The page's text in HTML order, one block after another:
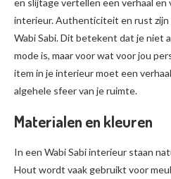
en slijtage vertellen een verhaal en
interieur. Authenticiteit en rust zijn
Wabi Sabi. Dit betekent dat je niet
mode is, maar voor wat voor jou
item in je interieur moet een
algehele sfeer van je ruimte.
Materialen en kleuren
In een Wabi Sabi interieur staan
Hout wordt vaak gebruikt voor